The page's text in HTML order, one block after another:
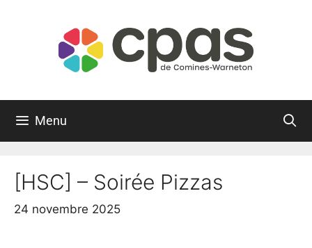
Menu
[HSC] – Soirée Pizzas
24 novembre 2025